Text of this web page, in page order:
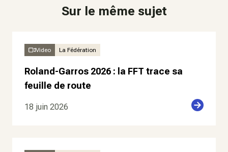
Sur le même sujet
Video La Fédération
Roland-Garros 2026 : la FFT trace sa
feuille de route
18 juin 2026